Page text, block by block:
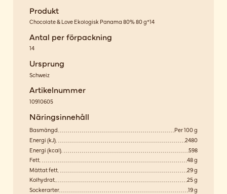
Produkt
Chocolate & Love Ekologisk Panama 80% 80 g*14
Antal per förpackning
14
Ursprung
Schweiz
Artikelnummer
10910605
Näringsinnehåll
Basmängd
Per 100 g
Energi (kJ)
2480
Energi (kcal)
598
Fett
48 g
Mättat fett
29 g
Kolhydrat
25 g
Sockerarter
19 g